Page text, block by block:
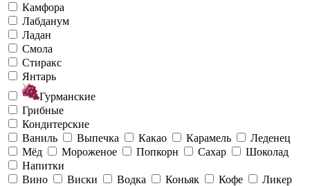
Камфора
Лабданум
Ладан
Смола
Стиракс
Янтарь
Гурманские
Грибные
Кондитерские
Ваниль
Выпечка Какао Карамель
Леденец
Мёд
Мороженое Попкорн Сахар
Шоколад
Напитки
Вино
Виски Водка Коньяк Кофе
Ликер